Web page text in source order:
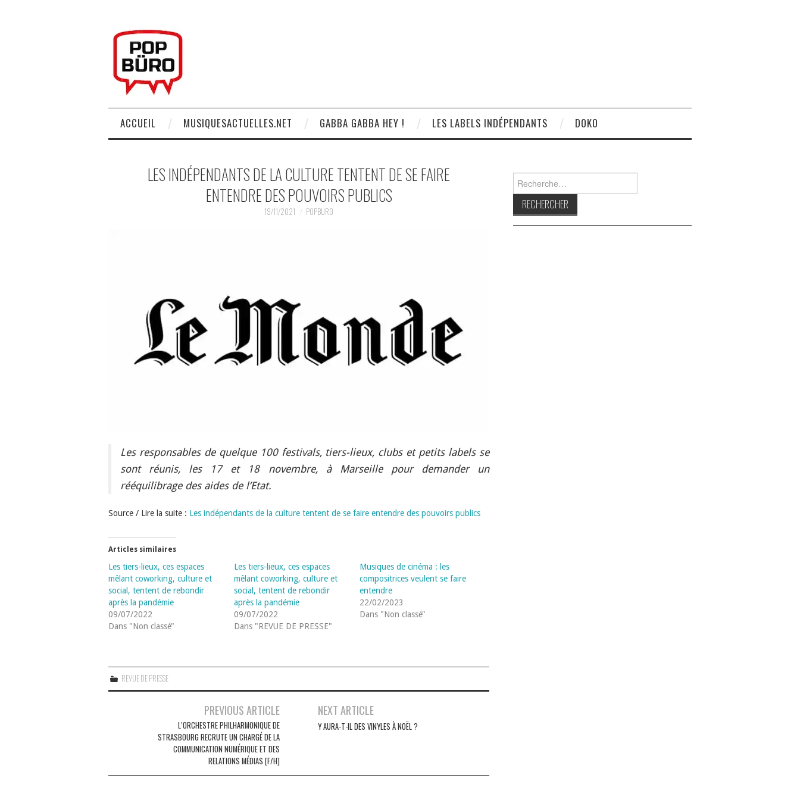
ACCUEIL MUSIQUESACTUELLES.NET GABBA GABBA HEY ! LES LABELS INDÉPENDANTS DOKO
LES INDÉPENDANTS DE LA CULTURE TENTENT DE SE FAIRE
ENTENDRE DES POUVOIRS PUBLICS
19/11/2021 POPBURO
Les responsables de quelque 100 festivals, tiers-lieux, clubs et petits labels se
sont réunis, les 17 et 18 novembre, à Marseille pour demander un
rééquilibrage des aides de l’Etat.
Source / Lire la suite : Les indépendants de la culture tentent de se faire entendre des pouvoirs publics
Articles similaires
Les tiers-lieux, ces espaces
mêlant coworking, culture et
social, tentent de rebondir
après la pandémie
09/07/2022
Dans "Non classé"
Les tiers-lieux, ces espaces
mêlant coworking, culture et
social, tentent de rebondir
après la pandémie
09/07/2022
Dans "REVUE DE PRESSE"
Musiques de cinéma : les
compositrices veulent se faire
entendre
22/02/2023
Dans "Non classé"
REVUE DE PRESSE
PREVIOUS ARTICLE
L’ORCHESTRE PHILHARMONIQUE DE
STRASBOURG RECRUTE UN CHARGÉ DE LA
COMMUNICATION NUMÉRIQUE ET DES
RELATIONS MÉDIAS [F/H]
NEXT ARTICLE
Y AURA-T-IL DES VINYLES À NOËL ?